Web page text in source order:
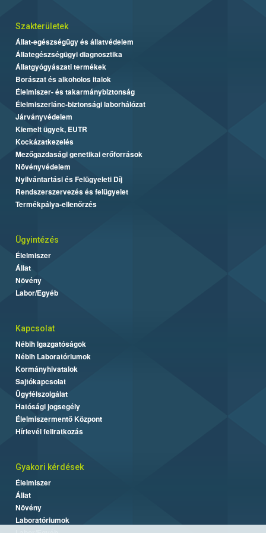
Szakterületek
Állat-egészségügy és állatvédelem
Állategészségügyi diagnosztika
Állatgyógyászati termékek
Borászat és alkoholos italok
Élelmiszer- és takarmánybiztonság
Élelmiszerlánc-biztonsági laborhálózat
Járványvédelem
Kiemelt ügyek, EUTR
Kockázatkezelés
Mezőgazdasági genetikai erőforrások
Növényvédelem
Nyilvántartási és Felügyeleti Díj
Rendszerszervezés és felügyelet
Termékpálya-ellenőrzés
Ügyintézés
Élelmiszer
Állat
Növény
Labor/Egyéb
Kapcsolat
Nébih Igazgatóságok
Nébih Laboratóriumok
Kormányhivatalok
Sajtókapcsolat
Ügyfélszolgálat
Hatósági jogsegély
Élelmiszermentő Központ
Hírlevél feliratkozás
Gyakori kérdések
Élelmiszer
Állat
Növény
Laboratóriumok